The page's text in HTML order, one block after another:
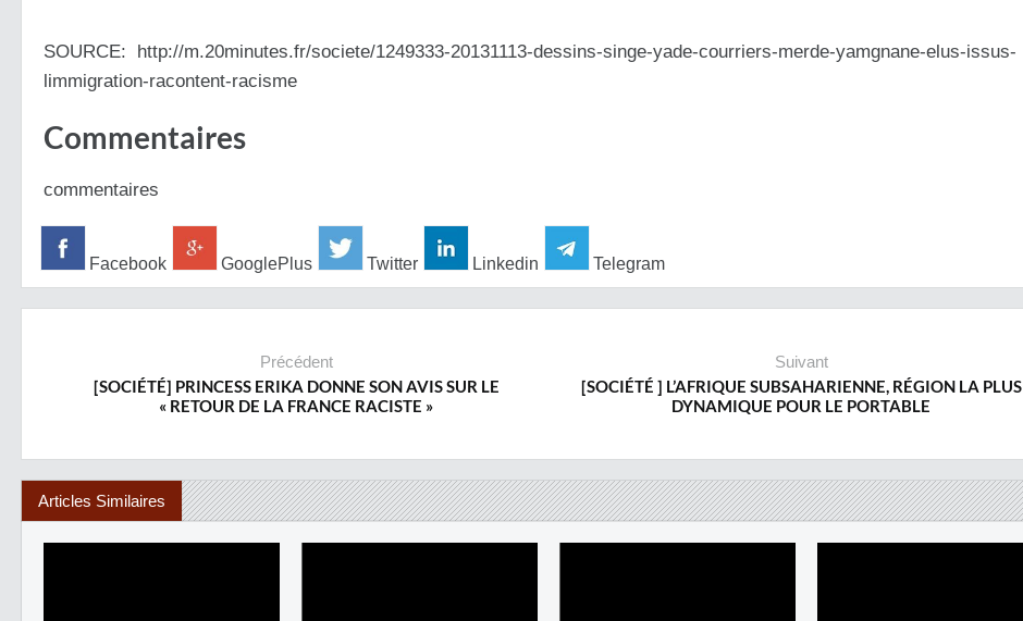
SOURCE: http://m.20minutes.fr/societe/1249333-20131113-dessins-singe-yade-courriers-merde-yamgnane-elus-issus-
limmigration-racontent-racisme
Commentaires
commentaires
Facebook GooglePlus Twitter Linkedin Telegram
Précédent
[SOCIÉTÉ] PRINCESS ERIKA DONNE SON AVIS SUR LE
« RETOUR DE LA FRANCE RACISTE »
Suivant
[SOCIÉTÉ ] L’AFRIQUE SUBSAHARIENNE, RÉGION LA PLUS
DYNAMIQUE POUR LE PORTABLE
Articles Similaires